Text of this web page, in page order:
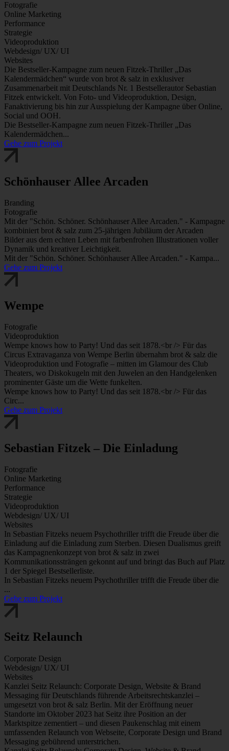
Fotografie
Online Marketing
Performance
Strategie
Videoproduktion
Webdesign/ UX/ UI
Websites
Die Bestseller-Kampagne zum neuen Fitzek-Thriller „Das
Kalendermädchen“ wurde von brot & salz in exklusiver
Zusammenarbeit mit Deutschlands Nr. 1 Bestsellerautor Sebastian
Fitzek entwickelt. Von Foto- und Videoproduktion, Design,
Fanaktivierung bis hin zur Ausspielung der Kampagne über Online,
Social und OOH.
Die Bestseller-Kampagne zum neuen Fitzek-Thriller „Das
Kalendermädchen...
Gehe zum Projekt
Schönhauser Allee Arcaden
Branding
Fotografie
Mit der "Schön. Schöner. Schönhauser Allee Arcaden." - Kampagne
kombiniert brot & salz zum 25-jährigen Jubiläum der Arcaden
Bilder aus dem echten Leben mit farbenfrohen Illustrationen voller
Dynamik und kreativer Leichtigkeit.
Mit der "Schön. Schöner. Schönhauser Allee Arcaden." - Kampa...
Gehe zum Projekt
Wempe
Fotografie
Videoproduktion
Wempe knows how to Party! Und das seit 1878.<br /> Für das
Circus Extravaganza von Wempe Berlin übernahm brot & salz die
Videoproduktion und Fotografie – mitten im Glamour des Club
Theaters, wo Diskokugeln mit den Juwelen an den Handgelenken
prominenter Gäste um die Wette funkelten.
Wempe knows how to Party! Und das seit 1878.<br /> Für das
Circ...
Gehe zum Projekt
Sebastian Fitzek – Die Einladung
Fotografie
Online Marketing
Performance
Strategie
Videoproduktion
Webdesign/ UX/ UI
Websites
In Sebastian Fitzeks neuem Psychothriller trifft die Freude über die
Einladung auf die Einladung zum Sterben. Diesen Dualismus greift
das Kampagnenkonzept von brot & salz in zwei
Kommunikationssträngen gekonnt auf und bringt das Buch auf Platz
1 der Spiegel Bestsellerliste.
In Sebastian Fitzeks neuem Psychothriller trifft die Freude über die
...
Gehe zum Projekt
Seitz Relaunch
Corporate Design
Webdesign/ UX/ UI
Websites
Kanzlei Seitz Relaunch: Corporate Design, Website & Brand
Messaging für Deutschlands führende Arbeitsrechtskanzlei –
umgesetzt von brot & salz Berlin. Mit der Eröffnung neuer
Standorte im Oktober 2023 hat Seitz ihre Position an der
Marktspitze zementiert – und diesen Paukenschlag mit einem
umfassenden Relaunch von Webseite, Corporate Design und Brand
Messaging gebührend unterstrichen.